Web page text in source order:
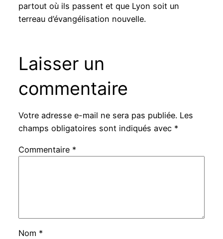
partout où ils passent et que Lyon soit un
terreau d’évangélisation nouvelle.
Laisser un
commentaire
Votre adresse e-mail ne sera pas publiée. Les
champs obligatoires sont indiqués avec *
Commentaire *
Nom *